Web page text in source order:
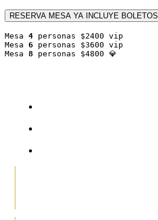
RESERVA MESA YA INCLUYE BOLETOS
Mesa 4 personas $2400 vip
Mesa 6 personas $3600 vip
Mesa 8 personas $4800 💎